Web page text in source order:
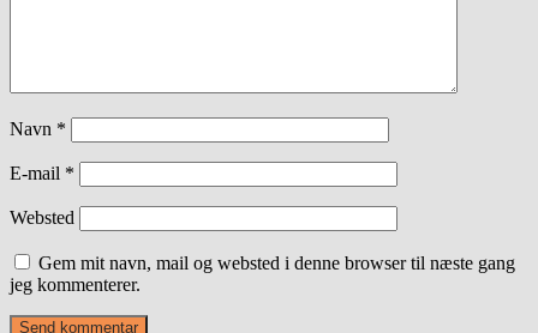
Navn *
E-mail *
Websted
Gem mit navn, mail og websted i denne browser til næste gang
jeg kommenterer.